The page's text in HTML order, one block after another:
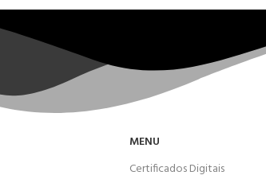
MENU
Certificados Digitais